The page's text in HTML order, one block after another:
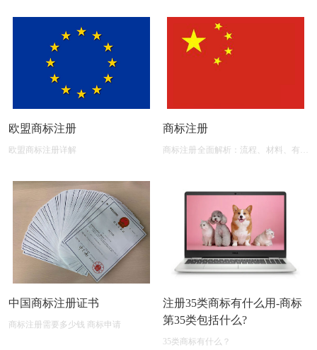
欧盟商标注册
欧盟商标注册详解
商标注册
商标注册全面解析：流程、材料、有效
中国商标注册证书
商标注册需要多少钱 商标申请
注册35类商标有什么用-商标
第35类包括什么?
35类商标有什么？